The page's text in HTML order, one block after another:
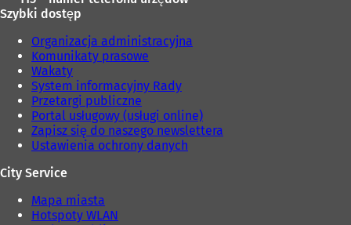
Szybki dostęp
Organizacja administracyjna
Komunikaty prasowe
Wakaty
System informacyjny Rady
Przetargi publiczne
Portal usługowy (usługi online)
Zapisz się do naszego newslettera
Ustawienia ochrony danych
City Service
Mapa miasta
Hotspoty WLAN